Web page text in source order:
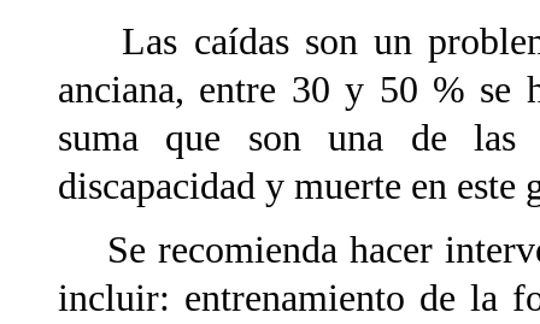
Las caídas son un
anciana, entre 30 y 50 % se
suma que son una de las
discapacidad y muerte en este
Se recomienda hacer
incluir: entrenamiento de la